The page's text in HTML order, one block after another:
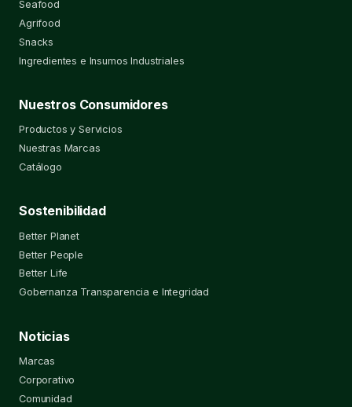
Seafood
Agrifood
Snacks
Ingredientes e Insumos Industriales
Nuestros Consumidores
Productos y Servicios
Nuestras Marcas
Catálogo
Sostenibilidad
Better Planet
Better People
Better Life
Gobernanza Transparencia e Integridad
Noticias
Marcas
Corporativo
Comunidad